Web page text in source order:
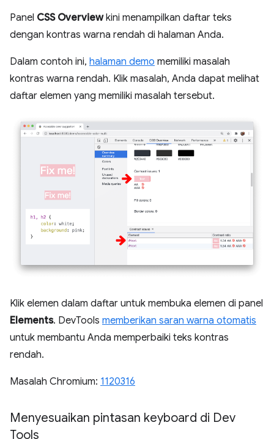
Panel CSS Overviewkini menampilkan daftar teks
dengan kontras warna rendah di halaman Anda.
Dalam contoh ini, halaman demo memiliki masalah
kontras warna rendah. Klik masalah, Anda dapat melihat
daftar elemen yang memiliki masalah tersebut.
Klik elemen dalam daftar untuk membuka elemen di panel
Elements. DevTools memberikan saran warna otomatis
untuk membantu Anda memperbaiki teks kontras
rendah.
Masalah Chromium: 1120316
Menyesuaikan pintasan keyboard di Dev
Tools